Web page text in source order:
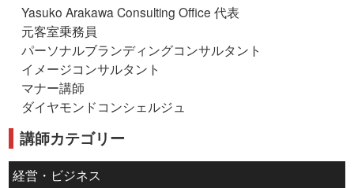
Yasuko Arakawa Consulting Office 代表
元客室乗務員
パーソナルブランディングコンサルタント
イメージコンサルタント
マナー講師
ダイヤモンドコンシェルジュ
講師カテゴリー
経営・ビジネス